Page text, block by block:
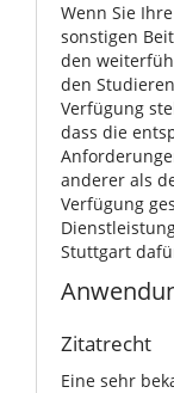
Wenn Sie
sonstigen
den
den
Verfügung
dass die
anderer als
Verfügung
Stuttgart
Zitatrecht
Eine sehr